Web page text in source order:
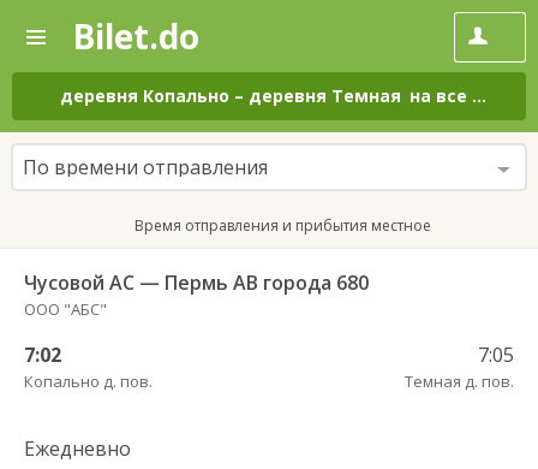
—
Поиск
и
покупка
билетов
на
автобус
онлайн
Bilet.do
деревня Копально – деревня Темная на все дни
По времени отправления
Время отправления и прибытия местное
Чусовой АС — Пермь АВ города 680
ООО "АБС"
7:02
Копально д. пов.
7:05
Темная д. пов.
Ежедневно